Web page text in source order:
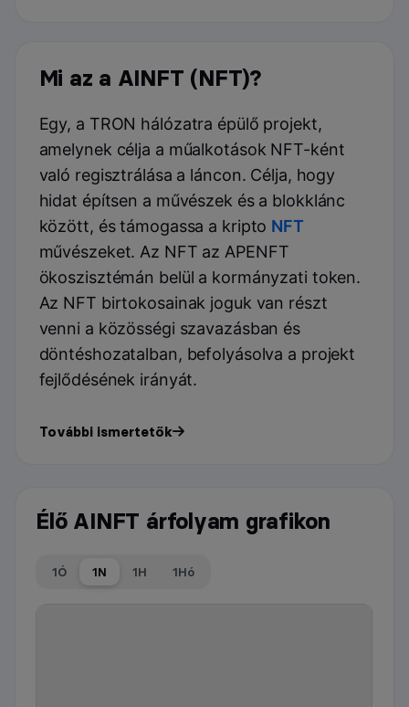
Mi az a AINFT (NFT)?
Egy, a TRON hálózatra épülő projekt,
amelynek célja a műalkotások NFT-ként
való regisztrálása a láncon. Célja, hogy
hidat építsen a művészek és a blokklánc
között, és támogassa a kripto NFT
művészeket. Az NFT az APENFT
ökoszisztémán belül a kormányzati token.
Az NFT birtokosainak joguk van részt
venni a közösségi szavazásban és
döntéshozatalban, befolyásolva a projekt
fejlődésének irányát.
További ismertetők
Élő AINFT árfolyam grafikon
1Ó 1N 1H 1Hó